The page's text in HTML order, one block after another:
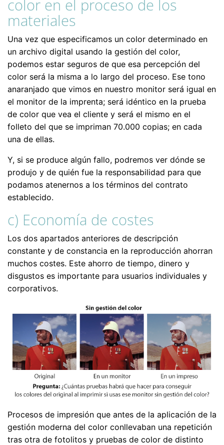
color en el proceso de los
materiales
Una vez que especificamos un color determinado en
un archivo digital usando la gestión del color,
podemos estar seguros de que esa percepción del
color será la misma a lo largo del proceso. Ese tono
anaranjado que vimos en nuestro monitor será igual en
el monitor de la imprenta; será idéntico en la prueba
de color que vea el cliente y será el mismo en el
folleto del que se impriman 70.000 copias; en cada
una de ellas.
Y, si se produce algún fallo, podremos ver dónde se
produjo y de quién fue la responsabilidad para que
podamos atenernos a los términos del contrato
establecido.
c) Economía de costes
Los dos apartados anteriores de descripción
constante y de constancia en la reproducción ahorran
muchos costes. Este ahorro de tiempo, dinero y
disgustos es importante para usuarios individuales y
corporativos.
Procesos de impresión que antes de la aplicación de la
gestión moderna del color conllevaban una repetición
tras otra de fotolitos y pruebas de color de distinto